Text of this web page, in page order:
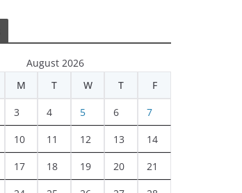
August 2026
M T W T F
3 4 5 6 7
10 11 12 13 14
17 18 19 20 21